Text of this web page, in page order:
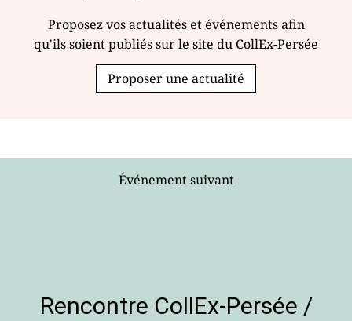
Proposez vos actualités et événements afin
qu'ils soient publiés sur le site du CollEx-Persée
Proposer une actualité
Événement suivant
Rencontre CollEx-Persée /